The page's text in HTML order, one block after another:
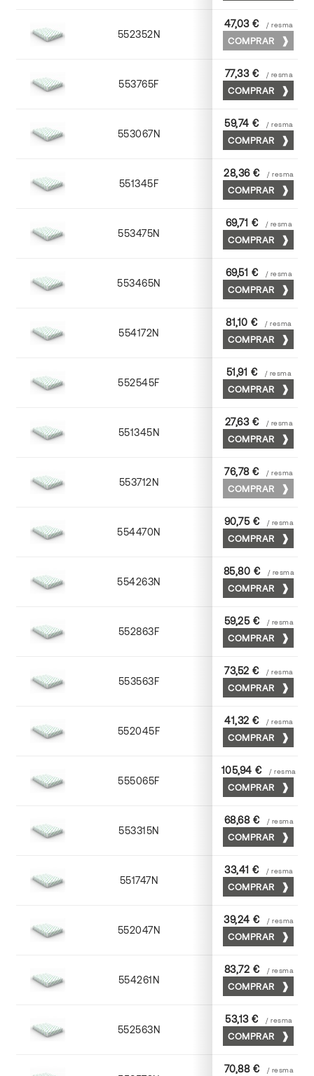
552352N 52 x 70
47,03 € / resma
COMPRAR
553765F 65 x 90
77,33 € / resma
COMPRAR
553067N 65 x 90
59,74 € / resma
COMPRAR
551345F 45 x 64
28,36 € / resma
COMPRAR
553475N 75 x 53
69,71 € / resma
COMPRAR
553465N 65 x 90
69,51 € / resma
COMPRAR
554172N 70 x 100
81,10 € / resma
COMPRAR
552545F 45 x 64
51,91 € / resma
COMPRAR
551345N 45 x 64
27,63 € / resma
COMPRAR
553712N 72 x 102
76,78 € / resma
COMPRAR
554470N 70 x 100
90,75 € / resma
COMPRAR
554263N 63 x 88
85,80 € / resma
COMPRAR
552863F 63 x 88
59,25 € / resma
COMPRAR
553563F 63 x 88
73,52 € / resma
COMPRAR
552045F 45 x 64
41,32 € / resma
COMPRAR
555065F 65 x 90
105,94 € / resma
COMPRAR
553315N 72 x 102
68,68 € / resma
COMPRAR
551747N 45 x 64
33,41 € / resma
COMPRAR
552047N 45 x 64
39,24 € / resma
COMPRAR
554261N 63 x 88
83,72 € / resma
COMPRAR
552563N 63 x 88
53,13 € / resma
COMPRAR
70,88 € / resma